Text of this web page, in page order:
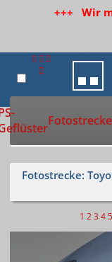
+++ Wir
Fotostrecke:
1 2 3 4 5